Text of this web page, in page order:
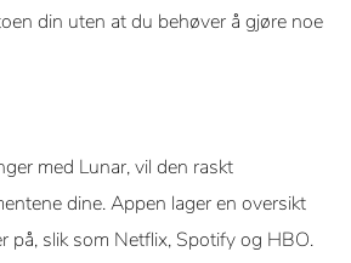
din uten at du behøver å gjøre noe
med Lunar, vil den raskt
dine. Appen lager en oversikt
på, slik som Netflix, Spotify og HBO.